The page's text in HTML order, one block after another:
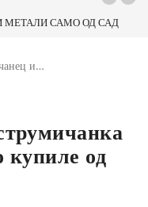
САМО ОД САД
и…
купиле од